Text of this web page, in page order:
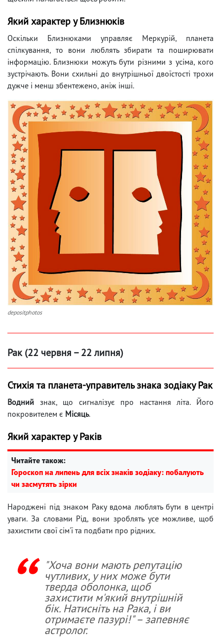
Який характер у Близнюків
Оскільки Близнюками управляє Меркурій, планета
спілкування, то вони люблять збирати та поширювати
інформацію. Близнюки можуть бути різними з усіма, кого
зустрічають. Вони схильні до внутрішньої двоїстості трохи
дужче і менш збентежено, аніж інші.
depositphotos
Рак (22 червня – 22 липня)
Стихія та планета-управитель знака зодіаку Рак
Водний знак, що сигналізує про настання літа. Його
покровителем є Місяць.
Який характер у Раків
Читайте також:
Гороскоп на липень для всіх знаків зодіаку: побалують
чи засмутять зірки
Народжені під знаком Раку вдома люблять бути в центрі
уваги. За словами Рід, вони зроблять усе можливе, щоб
захистити свої сім'ї та подбати про рідних.
"Хоча вони мають репутацію
чутливих, у них може бути
тверда оболонка, щоб
захистити м'який внутрішній
бік. Натисніть на Рака, і ви
отримаєте пазурі!" – запевняє
астролог.